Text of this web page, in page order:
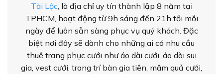
Tài Lộc , là địa chỉ uy tín thành lập 8 năm tại
TPHCM, hoạt động từ 9h sáng đến 21h tối mỗi
ngày để luôn sẵn sàng phục vụ quý khách. Đặc
biệt nơi đây sẽ dành cho những ai có nhu cầu
thuê trang phục cưới như áo dài cưới, áo dài sui
gia, vest cưới, trang trí bàn gia tiên, mâm quả cưới,